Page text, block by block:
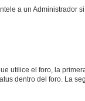
a un Administrador
utilice el foro, la
dentro del foro. La